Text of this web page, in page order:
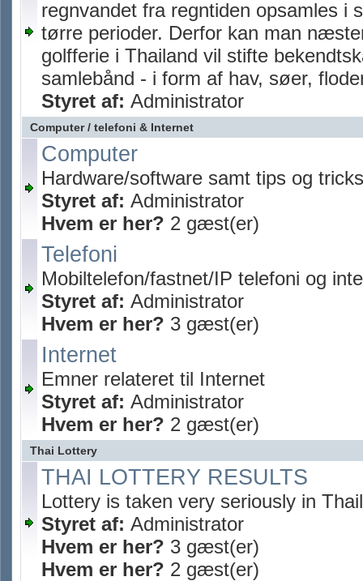
regnvandet fra regntiden opsamles i
tørre perioder. Derfor kan man
golfferie i Thailand vil stifte
samlebånd - i form af hav, søer,
Styret af: Administrator
Computer / telefoni & Internet
Computer
Hardware/software samt tips og tricks
Styret af: Administrator
Hvem er her? 2 gæst(er)
Telefoni
Mobiltelefon/fastnet/IP telefoni og
Styret af: Administrator
Hvem er her? 3 gæst(er)
Internet
Emner relateret til Internet
Styret af: Administrator
Hvem er her? 2 gæst(er)
Thai Lottery
THAI LOTTERY RESULTS
Lottery is taken very seriously in
Styret af: Administrator
Hvem er her? 3 gæst(er)
Hvem er her? 2 gæst(er)